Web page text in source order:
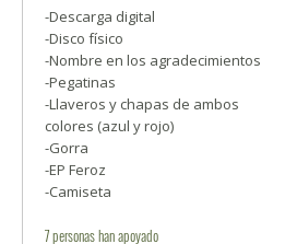
-Descarga digital
-Disco físico
-Nombre en los agradecimientos
-Pegatinas
-Llaveros y chapas de ambos
colores (azul y rojo)
-Gorra
-EP Feroz
-Camiseta
7personashan apoyado